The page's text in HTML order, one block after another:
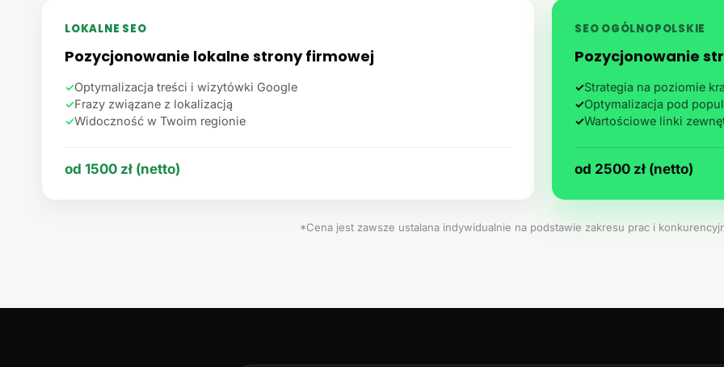
LOKALNE SEO
Pozycjonowanie lokalne strony firmowej
✓Optymalizacja treści i wizytówki Google
✓Frazy związane z lokalizacją
✓Widoczność w Twoim regionie
od 1500 zł (netto)
SEO OGÓLNOPOLSKIE
Pozycjonowanie
✓Strategia na poziomie
✓Optymalizacja pod
✓Wartościowe linki
od 2500 zł (netto)
*Cena jest zawsze ustalana indywidualnie na podstawie zakresu prac i